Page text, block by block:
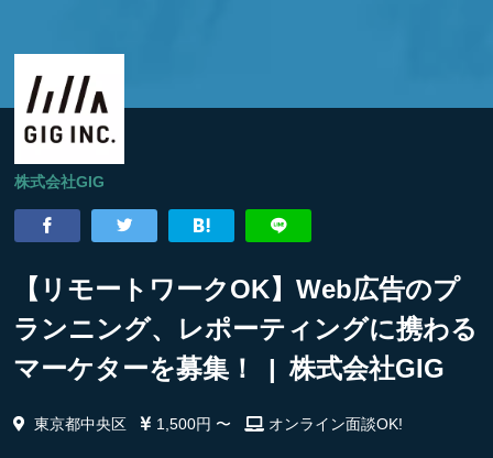
株式会社GIG
【リモートワークOK】Web広告のプ
ランニング、レポーティングに携わる
マーケターを募集！ | 株式会社GIG
東京都中央区 1,500円 〜 オンライン面談OK!